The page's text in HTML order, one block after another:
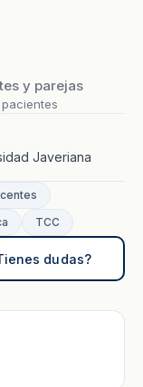
y parejas
pacientes
Javeriana
TCC
dudas?